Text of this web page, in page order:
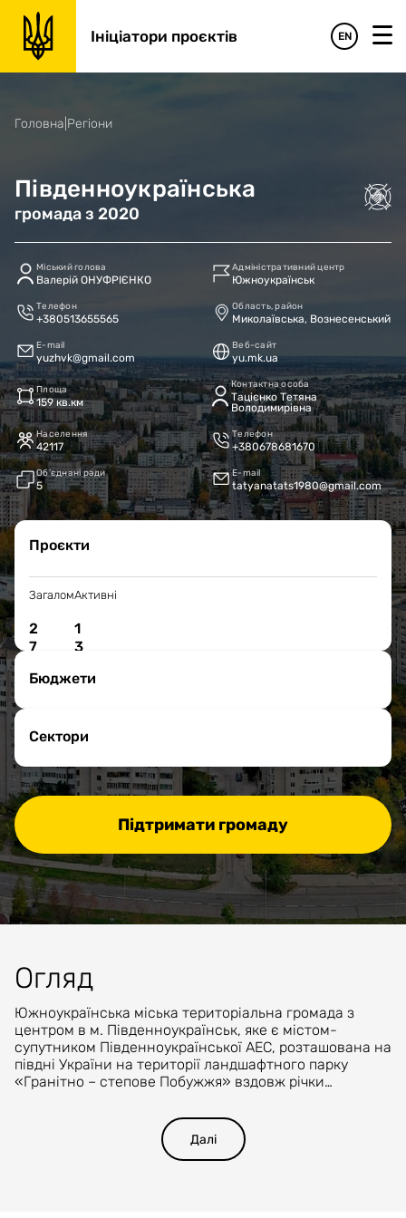
Ініціатори проєктів EN
Головна Регіони
Південноукраїнська
громадаз 2020
Міський голова
Валерій ОНУФРІЄНКО
Адміністративний центр
Южноукраїнськ
Телефон
+380513655565
Область, район
Миколаївська, Вознесенський
E-mail
yuzhvk@gmail.com
Веб-сайт
yu.mk.ua
Площа
159 кв.км
Контактна особа
Тацієнко Тетяна
Володимирівна
Населення
42117
Телефон
+380678681670
Об’єднані ради
5
E-mail
tatyanatats1980@gmail.com
Проєкти
Загалом
2
7
Активні
1
3
Бюджети
Сектори
Підтримати громаду
Огляд
Южноукраїнська міська територіальна громада з
центром в м. Південноукраїнськ, яке є містом-
супутником Південноукраїнської АЕС, розташована на
півдні України на території ландшафтного парку
«Гранітно – степове Побужжя» вздовж річки
Ці унікальні природно – кліматичні умови надають
можливість для розвитку туризму, альпінізму, водного
спорту. Громада має зручне географічне
Далі